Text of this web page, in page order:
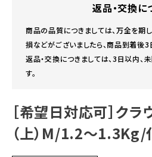
返品・交換に
商品の品質につきましては、万全を期
損などがございましたら、商品到着後3
返品・交換につきましては、3日以内、
す。
［希望日対応可］ク
（上）M/1.2～